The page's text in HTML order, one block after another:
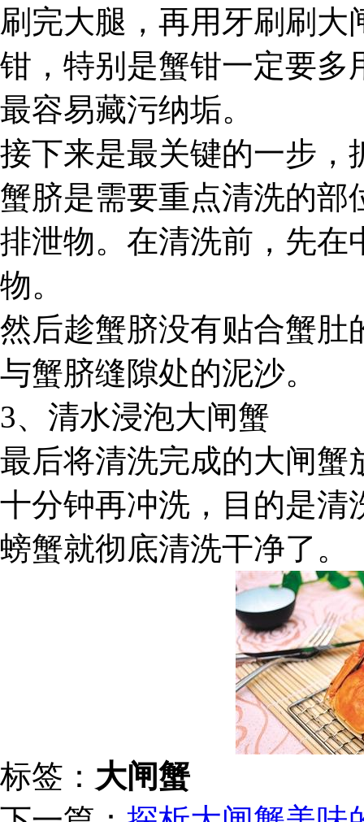
刷完大腿，再用牙刷刷
钳，特别是蟹钳一定要多
最容易藏污纳垢。
接下来是最关键的一步，
蟹脐是需要重点清洗的部
排泄物。在清洗前，先在
物。
然后趁蟹脐没有贴合蟹肚
与蟹脐缝隙处的泥沙。
3、清水浸泡大闸蟹
最后将清洗完成的大闸蟹
十分钟再冲洗，目的是清
螃蟹就彻底清洗干净了。
标签： 大闸蟹